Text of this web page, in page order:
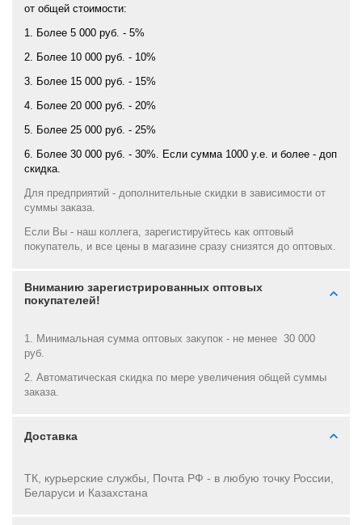
от общей стоимости:
1. Более 5 000 руб. - 5%
2. Более 10 000 руб. - 10%
3. Более 15 000 руб. - 15%
4. Более 20 000 руб. - 20%
5. Более 25 000 руб. - 25%
6. Более 30 000 руб. - 30%. Если сумма 1000 у.е. и более - доп
скидка.
Для предприятий - дополнительные скидки в зависимости от
суммы заказа.
Если Вы - наш коллега, зарегистируйтесь как оптовый
покупатель, и все цены в магазине сразу снизятся до оптовых.
Вниманию зарегистрированных оптовых
покупателей!
1. Минимальная сумма оптовых закупок - не менее 30 000
руб.
2. Автоматическая скидка по мере увеличения общей суммы
заказа.
Доставка
ТК, курьерские службы, Почта РФ - в любую точку России,
Беларуси и Казахстана